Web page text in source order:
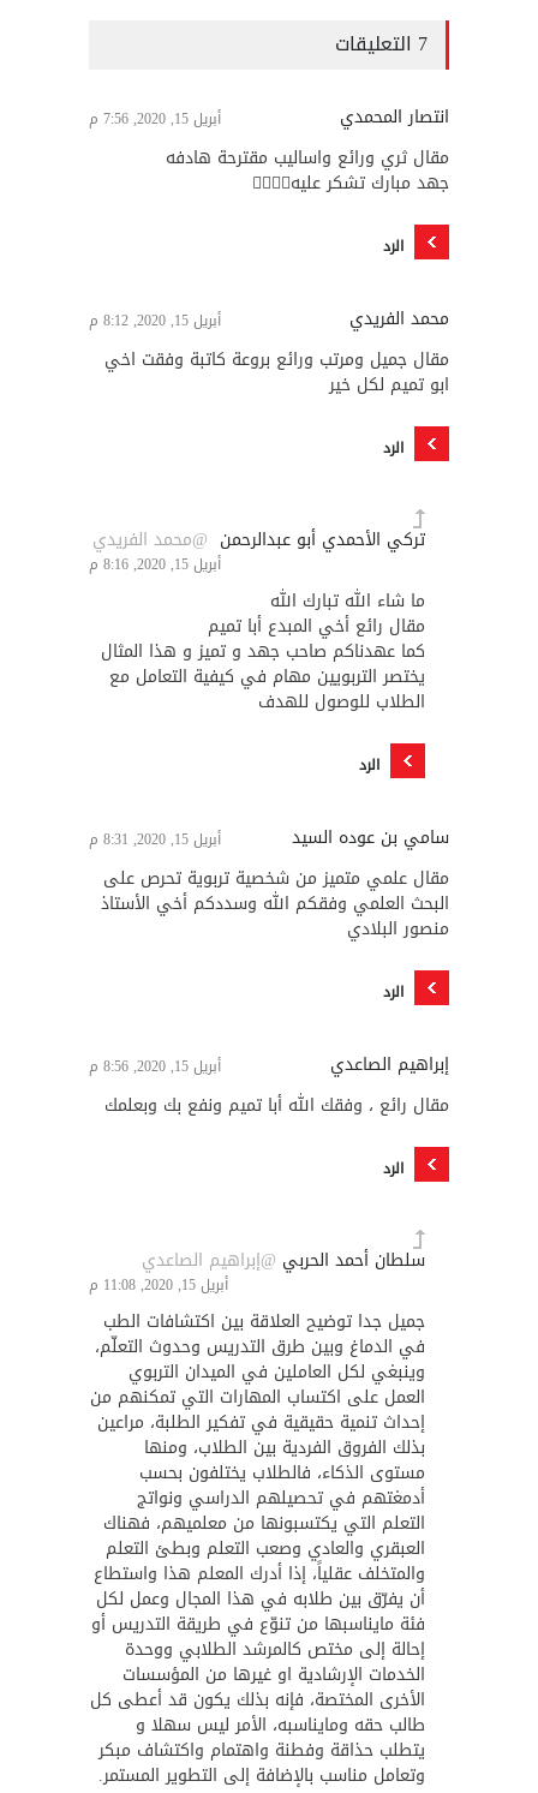
7 التعليقات
انتصار المحمدي أبريل 15, 2020, 7:56 م
مقال ثري ورائع واساليب مقترحة هادفه
جهد مبارك تشكر عليه👍🏻👍🏻
الرد
محمد الفريدي أبريل 15, 2020, 8:12 م
مقال جميل ومرتب ورائع بروعة كاتبة وفقت اخي
ابو تميم لكل خير
الرد
تركي الأحمدي أبو عبدالرحمن @محمد الفريدي
أبريل 15, 2020, 8:16 م
ما شاء الله تبارك الله
مقال رائع أخي المبدع أبا تميم
كما عهدناكم صاحب جهد و تميز و هذا المثال
يختصر التربويين مهام في كيفية التعامل مع
الطلاب للوصول للهدف
الرد
سامي بن عوده السيد أبريل 15, 2020, 8:31 م
مقال علمي متميز من شخصية تربوية تحرص على
البحث العلمي وفقكم الله وسددكم أخي الأستاذ
منصور البلادي
الرد
إبراهيم الصاعدي أبريل 15, 2020, 8:56 م
مقال رائع ، وفقك الله أبا تميم ونفع بك وبعلمك
الرد
سلطان أحمد الحربي @إبراهيم الصاعدي
أبريل 15, 2020, 11:08 م
جميل جدا توضيح العلاقة بين اكتشافات الطب
في الدماغ وبين طرق التدريس وحدوث التعلّم،
وينبغي لكل العاملين في الميدان التربوي
العمل على اكتساب المهارات التي تمكنهم من
إحداث تنمية حقيقية في تفكير الطلبة، مراعين
بذلك الفروق الفردية بين الطلاب، ومنها
مستوى الذكاء، فالطلاب يختلفون بحسب
أدمغتهم في تحصيلهم الدراسي ونواتج
التعلم التي يكتسبونها من معلميهم، فهناك
العبقري والعادي وصعب التعلم وبطئ التعلم
والمتخلف عقلياً، إذا أدرك المعلم هذا واستطاع
أن يفرّق بين طلابه في هذا المجال وعمل لكل
فئة مايناسبها من تنوّع في طريقة التدريس أو
إحالة إلى مختص كالمرشد الطلابي ووحدة
الخدمات الإرشادية او غيرها من المؤسسات
الأخرى المختصة، فإنه بذلك يكون قد أعطى كل
طالب حقه ومايناسبه، الأمر ليس سهلا و
يتطلب حذاقة وفطنة واهتمام واكتشاف مبكر
وتعامل مناسب بالإضافة إلى التطوير المستمر.